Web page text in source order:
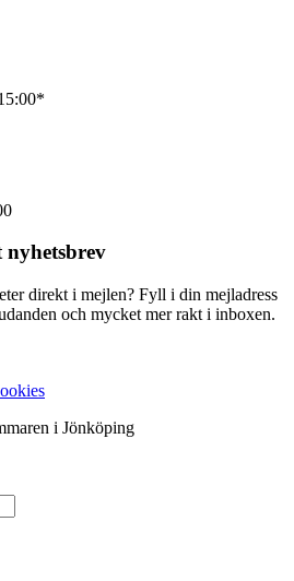
nyhetsbrev
direkt i mejlen? Fyll i din mejladress
och mycket mer rakt i inboxen.
i Jönköping